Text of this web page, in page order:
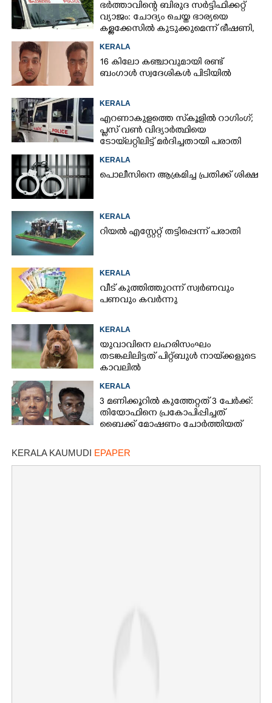
ഭർത്താവിന്റെ ബിരുദ സർട്ടിഫിക്കറ്റ്
വ്യാജം: ചോദ്യം ചെയ്ത ഭാര്യയെ
കള്ളക്കേസിൽ കുടുക്കുമെന്ന് ഭീഷണി,
കേസെടുത്തു
KERALA
16 കിലോ കഞ്ചാവുമായി രണ്ട്
ബംഗാൾ സ്വദേശികൾ പിടിയിൽ
KERALA
എറണാകുളത്തെ സ്‌കൂളിൽ റാഗിംഗ്;
പ്ലസ് വൺ വിദ്യാർത്ഥിയെ
ടോയ്‌ലറ്റിലിട്ട് മർദിച്ചതായി പരാതി
KERALA
പൊലീസിനെ ആക്രമിച്ച പ്രതിക്ക് ശിക്ഷ
KERALA
റിയൽ എസ്റ്റേറ്റ് തട്ടിപ്പെന്ന് പരാതി
KERALA
വീട് കുത്തിത്തുറന്ന് സ്വർണവും
പണവും കവർന്നു
KERALA
യുവാവിനെ ലഹരിസംഘം
തടങ്കലിലിട്ടത് പിറ്റ്ബുൾ നായ്‌ക്കളുടെ
കാവലിൽ
KERALA
3 മണിക്കൂറിൽ കുത്തേറ്റത് 3 പേർക്ക്:
തിയോഫിനെ പ്രകോപിപ്പിച്ചത്
ബൈക്ക് മോഷണം ചോർത്തിയത്
KERALA KAUMUDI EPAPER